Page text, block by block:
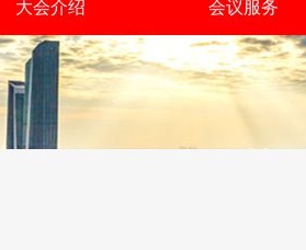
大会介绍 会议服务